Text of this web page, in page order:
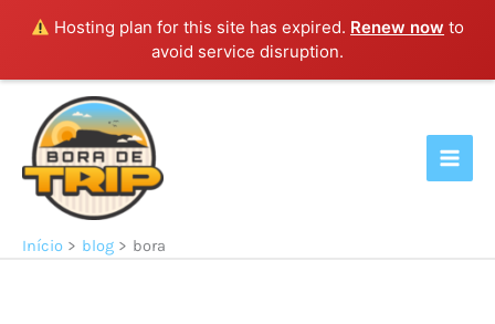
Hosting plan for this site has expired. Renew now to
avoid service disruption.
conteúdo
Início blog bora